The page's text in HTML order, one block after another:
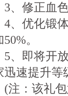
修正血色
优化锻体
。
即将开放
迅速提升等
：该礼包